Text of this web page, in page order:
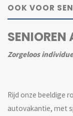
OOK VOOR
Zorgeloos
Rijd onze beeldige
autovakantie, met